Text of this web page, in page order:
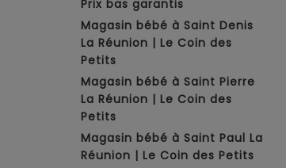
Prix bas garantis
Magasin bébé à Saint Denis
La Réunion | Le Coin des
Petits
Magasin bébé à Saint Pierre
La Réunion | Le Coin des
Petits
Magasin bébé à Saint Paul La
Réunion | Le Coin des Petits